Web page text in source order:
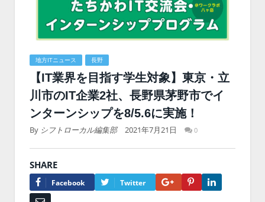
地方ITニュース 長野
【IT業界を目指す学生対象】東京・立
川市のIT企業2社、長野県茅野市でイ
ンターンシップを8/5.6に実施！
By シフトローカル編集部 2021年7月21日 0
SHARE
Facebook Twitter Google+Pinterest